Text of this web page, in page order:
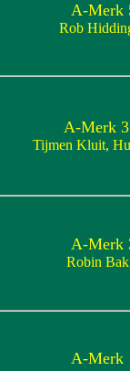
A-Merk
Rob
A-Merk 3
Tijmen Kluit,
A-Merk
Robin
A-Merk